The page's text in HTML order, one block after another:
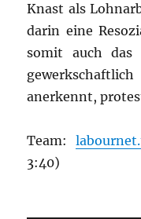
Knast als
darin eine
somit auch das
anerkennt,
Team:
3:40)